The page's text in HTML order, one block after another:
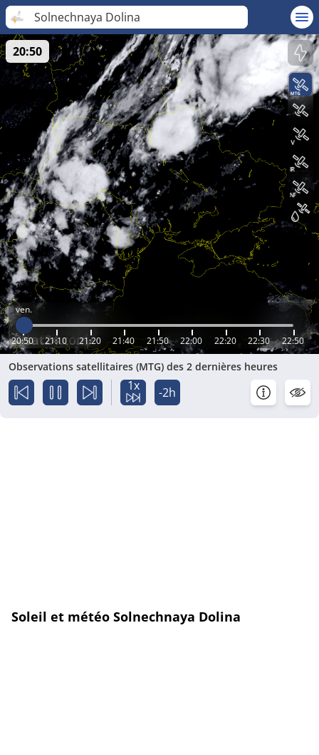
Solnechnaya Dolina
ven.
20:50 21:10 21:20 21:40 21:50 22:00 22:20 22:30 22:50
20:50
Observations satellitaires (MTG) des 2 dernières heures
1x -2h
Soleil et météo Solnechnaya Dolina